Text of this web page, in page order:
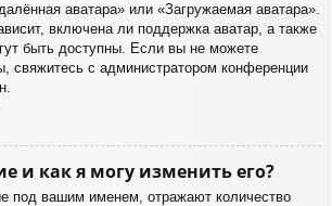
аватара» или «Загружаемая аватара».
включена ли поддержка аватар, а также
быть доступны. Если вы не можете
свяжитесь с администратором конференции
и как я могу изменить его?
под вашим именем, отражают количество